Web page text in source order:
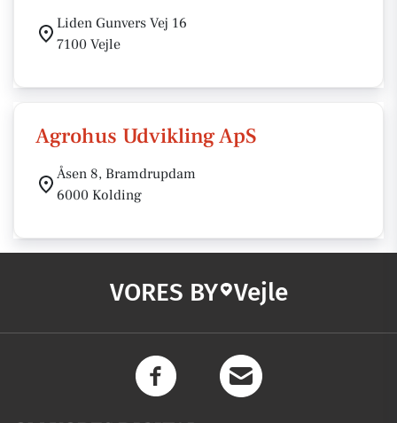
Liden Gunvers Vej 16
7100 Vejle
Agrohus Udvikling ApS
Åsen 8, Bramdrupdam
6000 Kolding
VORES BY Vejle